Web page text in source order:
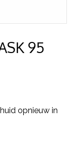
95
opnieuw in